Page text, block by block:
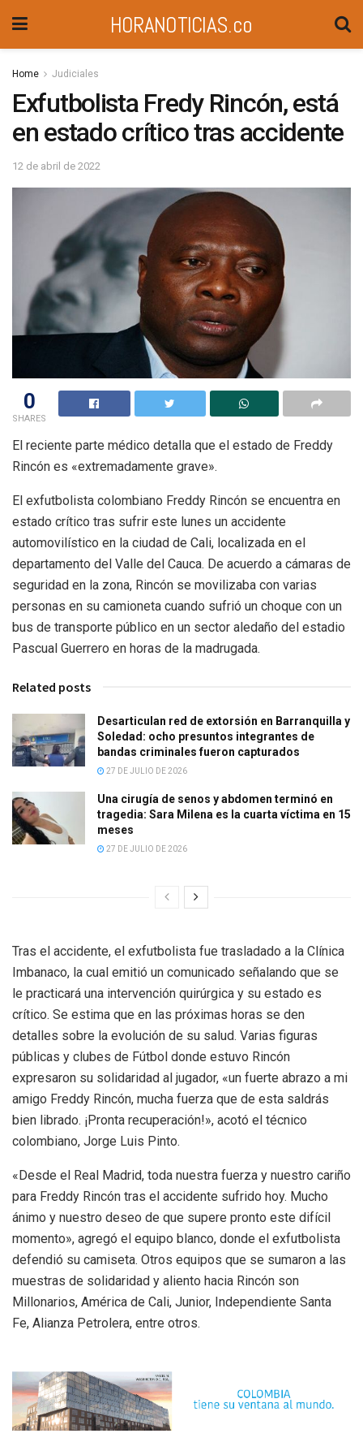
HORANOTICIAS.co
Home Judiciales
Exfutbolista Fredy Rincón, está
en estado crítico tras accidente
12 de abril de 2022
0
SHARES
El reciente parte médico detalla que el estado de Freddy
Rincón es «extremadamente grave».
El exfutbolista colombiano Freddy Rincón se encuentra en
estado crítico tras sufrir este lunes un accidente
automovilístico en la ciudad de Cali, localizada en el
departamento del Valle del Cauca. De acuerdo a cámaras de
seguridad en la zona, Rincón se movilizaba con varias
personas en su camioneta cuando sufrió un choque con un
bus de transporte público en un sector aledaño del estadio
Pascual Guerrero en horas de la madrugada.
Related posts
Desarticulan red de extorsión en Barranquilla y
Soledad: ocho presuntos integrantes de
bandas criminales fueron capturados
27 DE JULIO DE 2026
Una cirugía de senos y abdomen terminó en
tragedia: Sara Milena es la cuarta víctima en 15
meses
27 DE JULIO DE 2026
Tras el accidente, el exfutbolista fue trasladado a la Clínica
Imbanaco, la cual emitió un comunicado señalando que se
le practicará una intervención quirúrgica y su estado es
crítico. Se estima que en las próximas horas se den
detalles sobre la evolución de su salud. Varias figuras
públicas y clubes de Fútbol donde estuvo Rincón
expresaron su solidaridad al jugador, «un fuerte abrazo a mi
amigo Freddy Rincón, mucha fuerza que de esta saldrás
bien librado. ¡Pronta recuperación!», acotó el técnico
colombiano, Jorge Luis Pinto.
«Desde el Real Madrid, toda nuestra fuerza y nuestro cariño
para Freddy Rincón tras el accidente sufrido hoy. Mucho
ánimo y nuestro deseo de que supere pronto este difícil
momento», agregó el equipo blanco, donde el exfutbolista
defendió su camiseta. Otros equipos que se sumaron a las
muestras de solidaridad y aliento hacia Rincón son
Millonarios, América de Cali, Junior, Independiente Santa
Fe, Alianza Petrolera, entre otros.